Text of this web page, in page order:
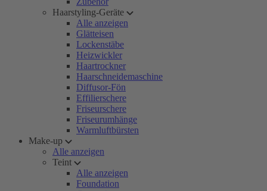
Haarstyling-Geräte
Alle anzeigen
Glätteisen
Lockenstäbe
Heizwickler
Haartrockner
Haarschneidemaschine
Diffusor-Fön
Effilierschere
Friseurschere
Friseurumhänge
Warmluftbürsten
Make-up
Alle anzeigen
Teint
Alle anzeigen
Foundation